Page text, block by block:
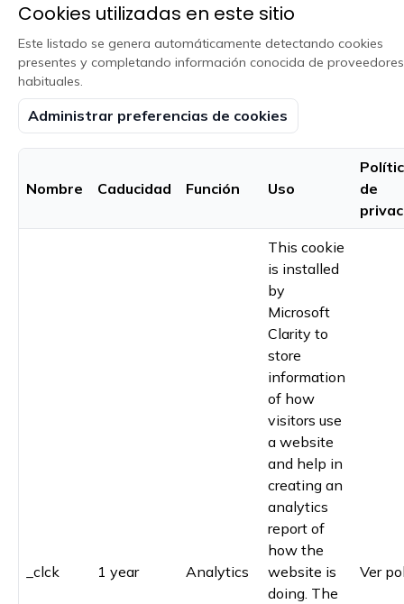
Cookies utilizadas en este sitio
Este listado se genera automáticamente detectando cookies
presentes y completando información conocida de proveedores
habituales.
Administrar preferencias de cookies
Nombre Caducidad Función Uso
de
_clck 1 year Analytics
This cookie
is installed
by
Microsoft
Clarity to
store
information
of how
visitors use
a website
and help in
creating an
analytics
report of
how the
website is
doing. The
Ver